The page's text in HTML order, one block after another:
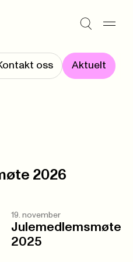
oss Aktuelt
2026
19. november
Julemedlemsmøte
2025